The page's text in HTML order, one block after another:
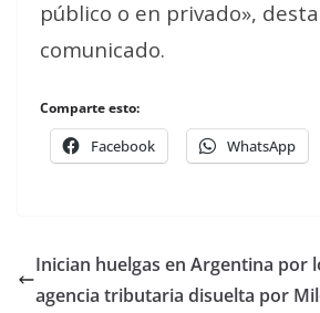
público o en privado»,
comunicado.
Comparte esto:
Facebook WhatsApp
Inician huelgas en Argentina por
agencia tributaria disuelta por